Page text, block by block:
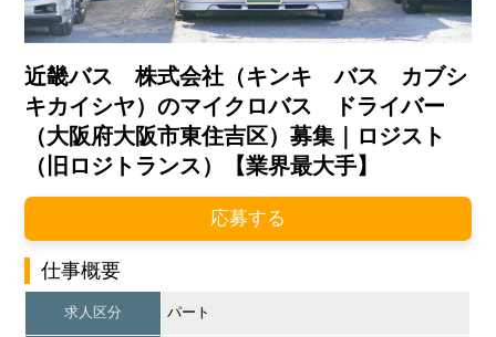
近畿バス 株式会社（キンキ バス カブシ
キカイシヤ）のマイクロバス ドライバー
（大阪府大阪市東住吉区）募集｜ロジスト
（旧ロジトランス）【業界最大手】
応募する
仕事概要
求人区分 パート